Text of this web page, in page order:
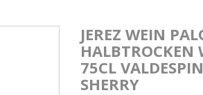
JEREZ WEIN
HALBTROCKEN
75CL
SHERRY